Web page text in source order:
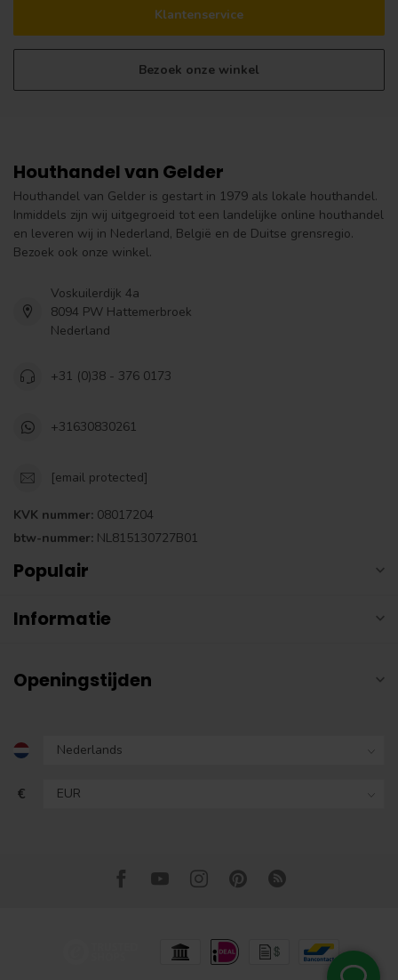
Klantenservice
Bezoek onze winkel
Houthandel van Gelder
Houthandel van Gelder is gestart in 1979 als lokale houthandel.
Inmiddels zijn wij uitgegroeid tot een landelijke online houthandel
en leveren wij in Nederland, België en de Duitse grensregio.
Bezoek ook onze winkel.
Voskuilerdijk 4a
8094 PW Hattemerbroek
Nederland
+31 (0)38 - 376 0173
+31630830261
[email protected]
KVK nummer: 08017204
btw-nummer: NL815130727B01
Populair
Informatie
Openingstijden
€